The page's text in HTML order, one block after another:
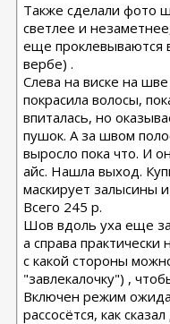
Также сделали фото
светлее и
еще проклевываются
вербе) .
Слева на виске на
покрасила волосы,
впиталась, но
пушок. А за швом
выросло пока что. И
айс. Нашла выход.
маскирует залысины
Всего 245 р.
Шов вдоль уха еще
а справа
с какой стороны
"завлекалочку") ,
Включен режим
рассосётся, как